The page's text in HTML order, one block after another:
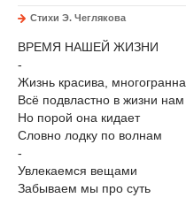
Стихи Э. Чеглякова
ВРЕМЯ НАШЕЙ ЖИЗНИ
-
Жизнь красива, многогранна
Всё подвластно в жизни нам
Но порой она кидает
Словно лодку по волнам
-
Увлекаемся вещами
Забываем мы про суть